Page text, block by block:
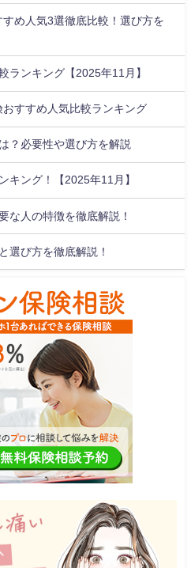
すめ人気3選徹底比較！選び方を
ランキング【2025年11月】
おすすめ人気比較ランキング
？必要性や選び方を解説
キング！【2025年11月】
な人の特徴を徹底解説！
選び方を徹底解説！